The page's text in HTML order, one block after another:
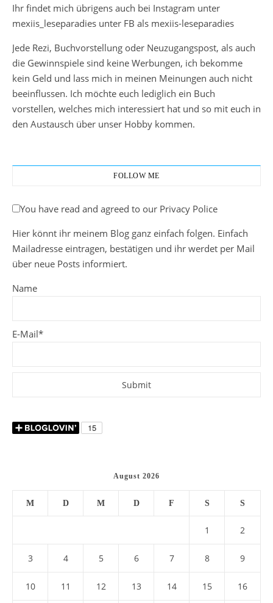
Ihr findet mich übrigens auch bei Instagram unter
mexiis_leseparadies unter FB als mexiis-leseparadies
Jede Rezi, Buchvorstellung oder Neuzugangspost, als auch
die Gewinnspiele sind keine Werbungen, ich bekomme
kein Geld und lass mich in meinen Meinungen auch nicht
beeinflussen. Ich möchte euch lediglich ein Buch
vorstellen, welches mich interessiert hat und so mit euch in
den Austausch über unser Hobby kommen.
FOLLOW ME
You have read and agreed to our Privacy Police
Hier könnt ihr meinem Blog ganz einfach folgen. Einfach
Mailadresse eintragen, bestätigen und ihr werdet per Mail
über neue Posts informiert.
Name
E-Mail*
August 2026
M D M D F S S
1 2
3 4 5 6 7 8 9
10 11 12 13 14 15 16